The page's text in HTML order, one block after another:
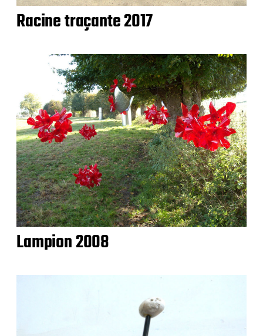
Racine traçante 2017
Lampion 2008